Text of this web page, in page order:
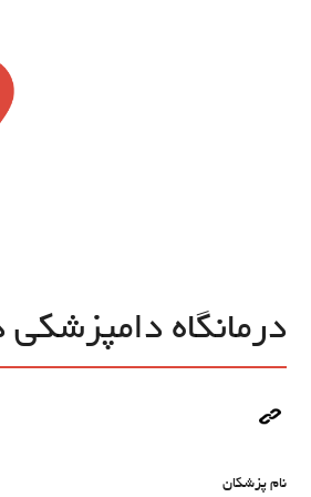
درمانگاه دامپزشکی
نام پزشکان